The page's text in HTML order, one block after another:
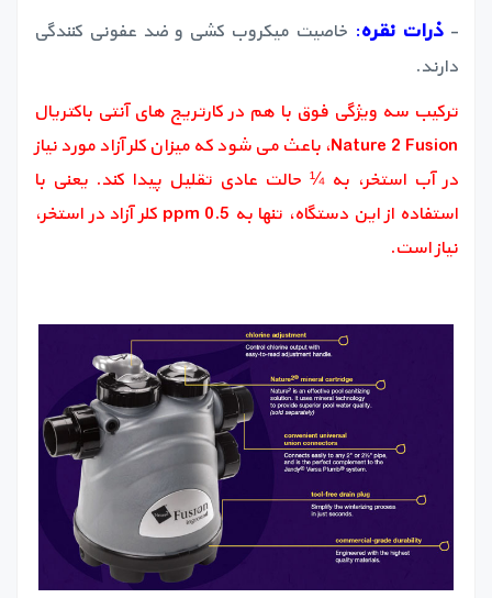
-ذرات نقره: خاصیت میکروب کشی و ضد عفونی کنندگی
دارند.
ترکیب سه ویژگی فوق با هم در کارتریج های آنتی باکتریال
Nature 2 Fusion، باعث می شود که میزان کلر آزاد مورد نیاز
در آب استخر، به ¼ حالت عادی تقلیل پیدا کند. یعنی با
استفاده از این دستگاه، تنها به 0.5 ppm کلر آزاد در استخر،
نیاز است.